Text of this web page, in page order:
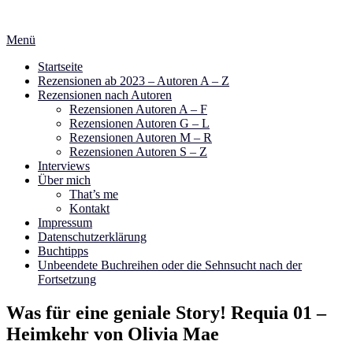
springen
Menü
Startseite
Rezensionen ab 2023 – Autoren A – Z
Rezensionen nach Autoren
Rezensionen Autoren A – F
Rezensionen Autoren G – L
Rezensionen Autoren M – R
Rezensionen Autoren S – Z
Interviews
Über mich
That’s me
Kontakt
Impressum
Datenschutzerklärung
Buchtipps
Unbeendete Buchreihen oder die Sehnsucht nach der
Fortsetzung
Was für eine geniale Story! Requia 01 –
Heimkehr von Olivia Mae